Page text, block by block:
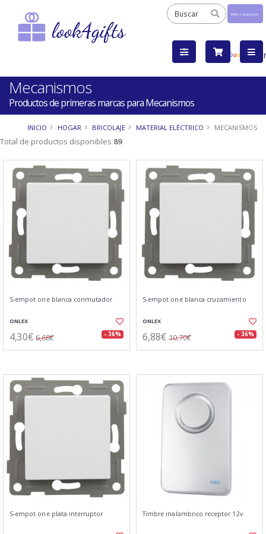
by
Mecanismos
Productos de primeras marcas para Mecanismos
INICIO HOGAR BRICOLAJE MATERIAL ELÉCTRICO MECANISMOS
Total de productos disponibles 89
S-empot.one blanca conmutador
ONLEX
4,30€ 6,68€ - 36%
S-empot.one blanca cruzamiento
ONLEX
6,88€ 10,70€ - 36%
S-empot.one plata interruptor Timbre inalambrico receptor 12v